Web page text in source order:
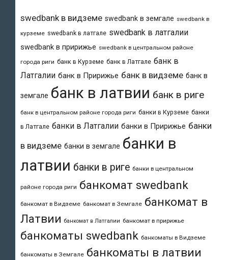
swedbank в видземе swedbank в земгале swedbank в
курземе swedbank в латгале swedbank в латгалии
swedbank в пририжье swedbank в центральном районе
города риги банк в Курземе банк в Латгале банк в
Латгалии банк в Пририжье банк в видземе банк в
земгале банк в латвии банк в риге
банк в центральном районе города риги банки в Курземе банки
в Латгале банки в Латгалии банки в Пририжье банки
в видземе банки в земгале банки в
латвии банки в риге банки в центральном
районе города риги банкомат swedbank
банкомат в Видземе банкомат в Земгале банкомат в
Латвии банкомат в Латгалии банкомат в пририжье
банкоматы swedbank банкоматы в Видземе
банкоматы в Земгале банкоматы в латвии